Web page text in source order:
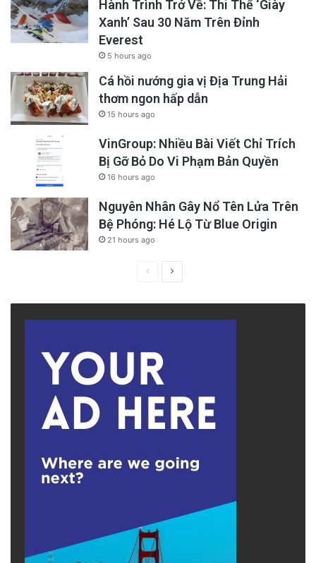
Hành Trình Trở Về: Thi Thể ‘Giày
Xanh’ Sau 30 Năm Trên Đỉnh
Everest
5 hours ago
Cá hồi nướng gia vị Địa Trung Hải
thơm ngon hấp dẫn
15 hours ago
VinGroup: Nhiều Bài Viết Chỉ Trích
Bị Gỡ Bỏ Do Vi Phạm Bản Quyền
16 hours ago
Nguyên Nhân Gây Nổ Tên Lửa Trên
Bệ Phóng: Hé Lộ Từ Blue Origin
21 hours ago
PreviousNext